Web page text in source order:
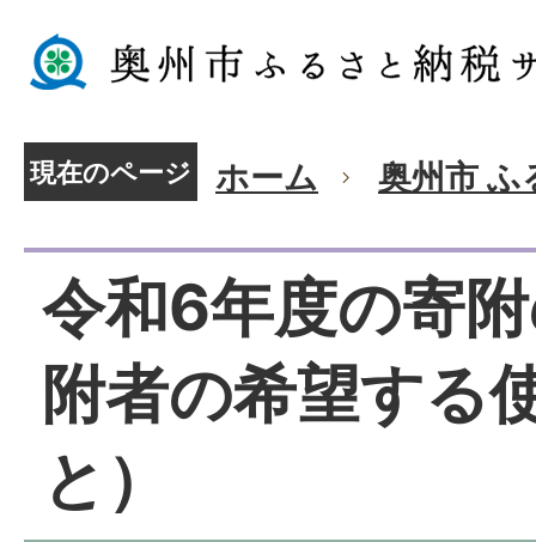
現在のページ ホーム 奥州市 ふ
令和6年度の寄
附者の希望する
と）